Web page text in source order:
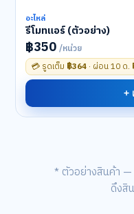
อะไหล่
รีโมทแอร์ (ตัวอย่าง)
฿350 /หน่วย
💳 รูดเต็ม ฿364 · ผ่อน 10 ด.
+
* ตัวอย่างสินค้า —
ดึงสิ